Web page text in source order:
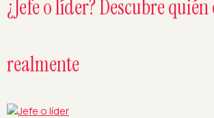
¿Jefe o líder? Descubre quién
realmente